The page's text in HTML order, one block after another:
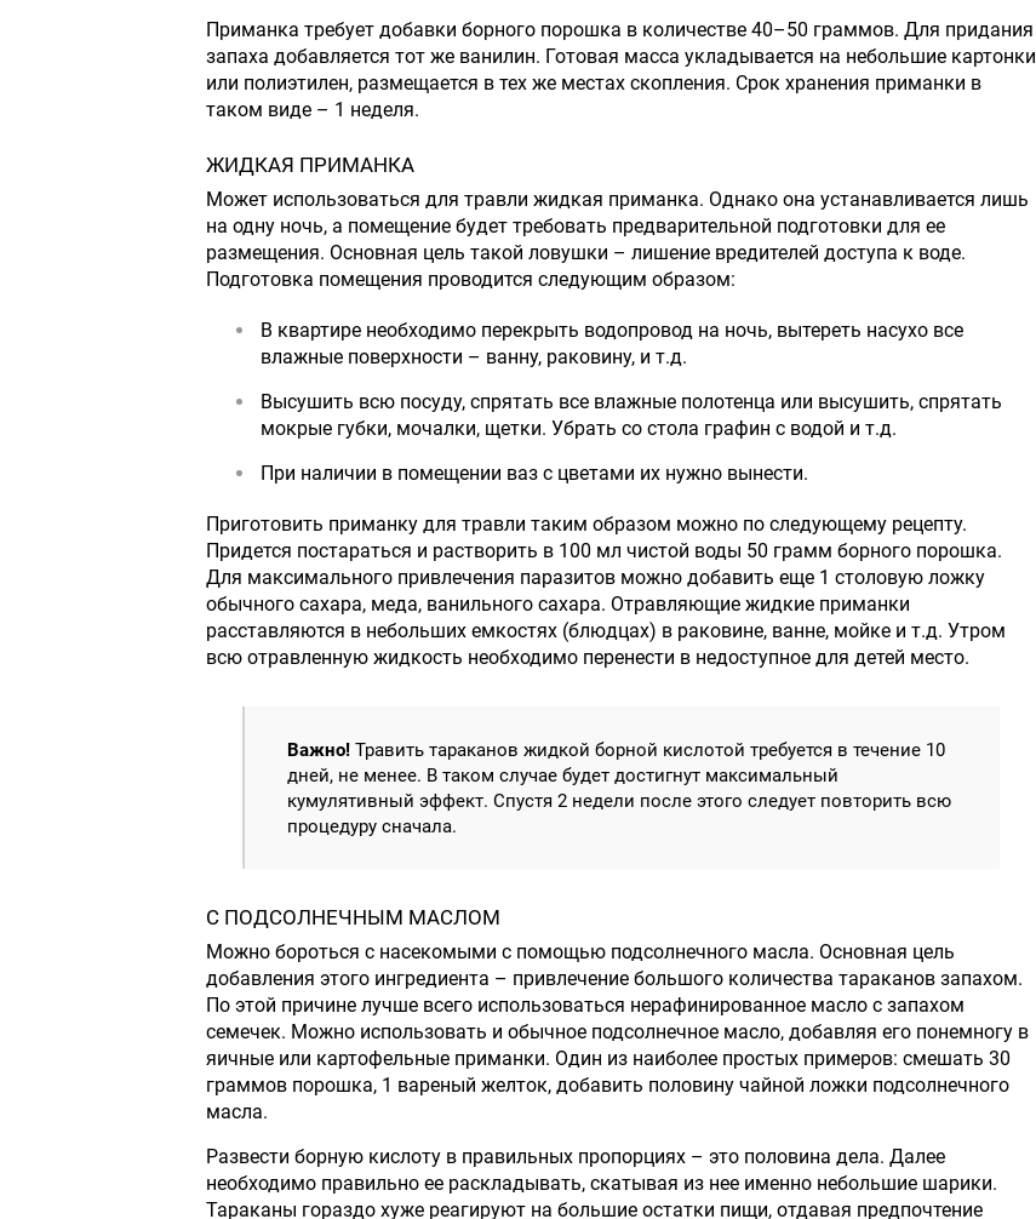
Приманка требует добавки борного порошка в количестве 40–50 граммов. Для придания
запаха добавляется тот же ванилин. Готовая масса укладывается на небольшие картонки
или полиэтилен, размещается в тех же местах скопления. Срок хранения приманки в
таком виде – 1 неделя.
ЖИДКАЯ ПРИМАНКА
Может использоваться для травли жидкая приманка. Однако она устанавливается лишь
на одну ночь, а помещение будет требовать предварительной подготовки для ее
размещения. Основная цель такой ловушки – лишение вредителей доступа к воде.
Подготовка помещения проводится следующим образом:
В квартире необходимо перекрыть водопровод на ночь, вытереть насухо все
влажные поверхности – ванну, раковину, и т.д.
Высушить всю посуду, спрятать все влажные полотенца или высушить, спрятать
мокрые губки, мочалки, щетки. Убрать со стола графин с водой и т.д.
При наличии в помещении ваз с цветами их нужно вынести.
Приготовить приманку для травли таким образом можно по следующему рецепту.
Придется постараться и растворить в 100 мл чистой воды 50 грамм борного порошка.
Для максимального привлечения паразитов можно добавить еще 1 столовую ложку
обычного сахара, меда, ванильного сахара. Отравляющие жидкие приманки
расставляются в небольших емкостях (блюдцах) в раковине, ванне, мойке и т.д. Утром
всю отравленную жидкость необходимо перенести в недоступное для детей место.
Важно!Травить тараканов жидкой борной кислотой требуется в течение 10
дней, не менее. В таком случае будет достигнут максимальный
кумулятивный эффект. Спустя 2 недели после этого следует повторить всю
процедуру сначала.
С ПОДСОЛНЕЧНЫМ МАСЛОМ
Можно бороться с насекомыми с помощью подсолнечного масла. Основная цель
добавления этого ингредиента – привлечение большого количества тараканов запахом.
По этой причине лучше всего использоваться нерафинированное масло с запахом
семечек. Можно использовать и обычное подсолнечное масло, добавляя его понемногу в
яичные или картофельные приманки. Один из наиболее простых примеров: смешать 30
граммов порошка, 1 вареный желток, добавить половину чайной ложки подсолнечного
масла.
Развести борную кислоту в правильных пропорциях – это половина дела. Далее
необходимо правильно ее раскладывать, скатывая из нее именно небольшие шарики.
Тараканы гораздо хуже реагируют на большие остатки пищи, отдавая предпочтение